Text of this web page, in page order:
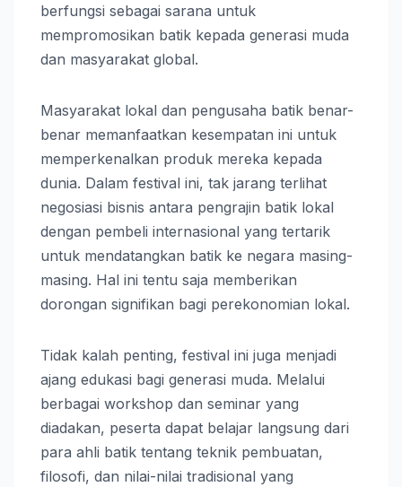
berfungsi sebagai sarana untuk
mempromosikan batik kepada generasi muda
dan masyarakat global.
Masyarakat lokal dan pengusaha batik benar-
benar memanfaatkan kesempatan ini untuk
memperkenalkan produk mereka kepada
dunia. Dalam festival ini, tak jarang terlihat
negosiasi bisnis antara pengrajin batik lokal
dengan pembeli internasional yang tertarik
untuk mendatangkan batik ke negara masing-
masing. Hal ini tentu saja memberikan
dorongan signifikan bagi perekonomian lokal.
Tidak kalah penting, festival ini juga menjadi
ajang edukasi bagi generasi muda. Melalui
berbagai workshop dan seminar yang
diadakan, peserta dapat belajar langsung dari
para ahli batik tentang teknik pembuatan,
filosofi, dan nilai-nilai tradisional yang